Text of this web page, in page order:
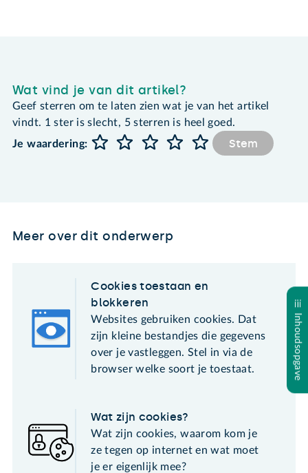
Inhoudsopgave
Wat vind je van dit artikel?
Geef sterren om te laten zien wat je van het artikel
vindt. 1 ster is slecht, 5 sterren is heel goed.
Je waardering:
Stem
Meer over dit onderwerp
Cookies toestaan en
blokkeren
Websites gebruiken cookies. Dat
zijn kleine bestandjes die gegevens
over je vastleggen. Stel in via de
browser welke soort je toestaat.
Wat zijn cookies?
Wat zijn cookies, waarom kom je
ze tegen op internet en wat moet
je er eigenlijk mee?